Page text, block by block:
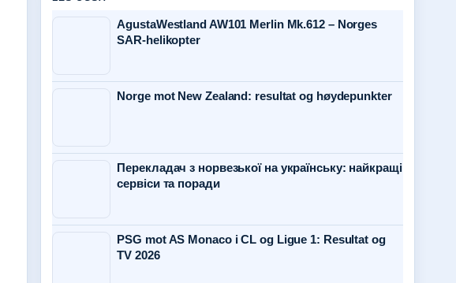
AgustaWestland AW101 Merlin Mk.612 – Norges
SAR-helikopter
Norge mot New Zealand: resultat og høydepunkter
Перекладач з норвезької на українську: найкращі
сервіси та поради
PSG mot AS Monaco i CL og Ligue 1: Resultat og
TV 2026